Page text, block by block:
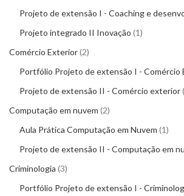
Projeto de extensão I - Coaching e
Projeto integrado II Inovação 1
Comércio Exterior 2
Portfólio Projeto de extensão I - Comércio
Projeto de extensão II - Comércio exterior
Computação em nuvem 2
Aula Prática Computação em Nuvem 1
Projeto de extensão II - Computação em
Criminologia 3
Portfólio Projeto de extensão I -